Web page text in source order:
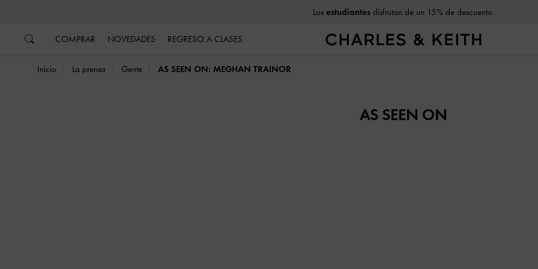
Los estudiantesdisfrutan de un 15% de descuento
COMPRAR NOVEDADES REGRESO A CLASES
Inicio La prensa Gente AS SEEN ON: MEGHAN TRAINOR
AS SEEN ON